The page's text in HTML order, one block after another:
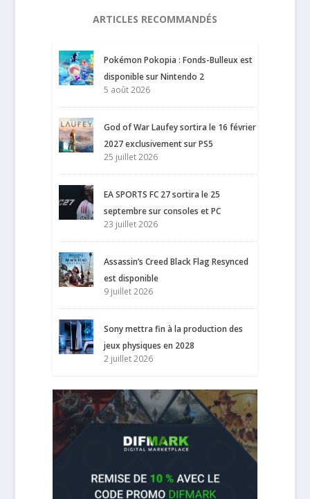
ARTICLES RECOMMANDÉS
Pokémon Pokopia : Fonds-Bulleux est
disponible sur Nintendo 2
5 août 2026
God of War Laufey sortira le 16 février
2027 exclusivement sur PS5
25 juillet 2026
EA SPORTS FC 27 sortira le 25
septembre sur consoles et PC
23 juillet 2026
Assassin’s Creed Black Flag Resynced
est disponible
9 juillet 2026
Sony mettra fin à la production des
jeux physiques en 2028
2 juillet 2026